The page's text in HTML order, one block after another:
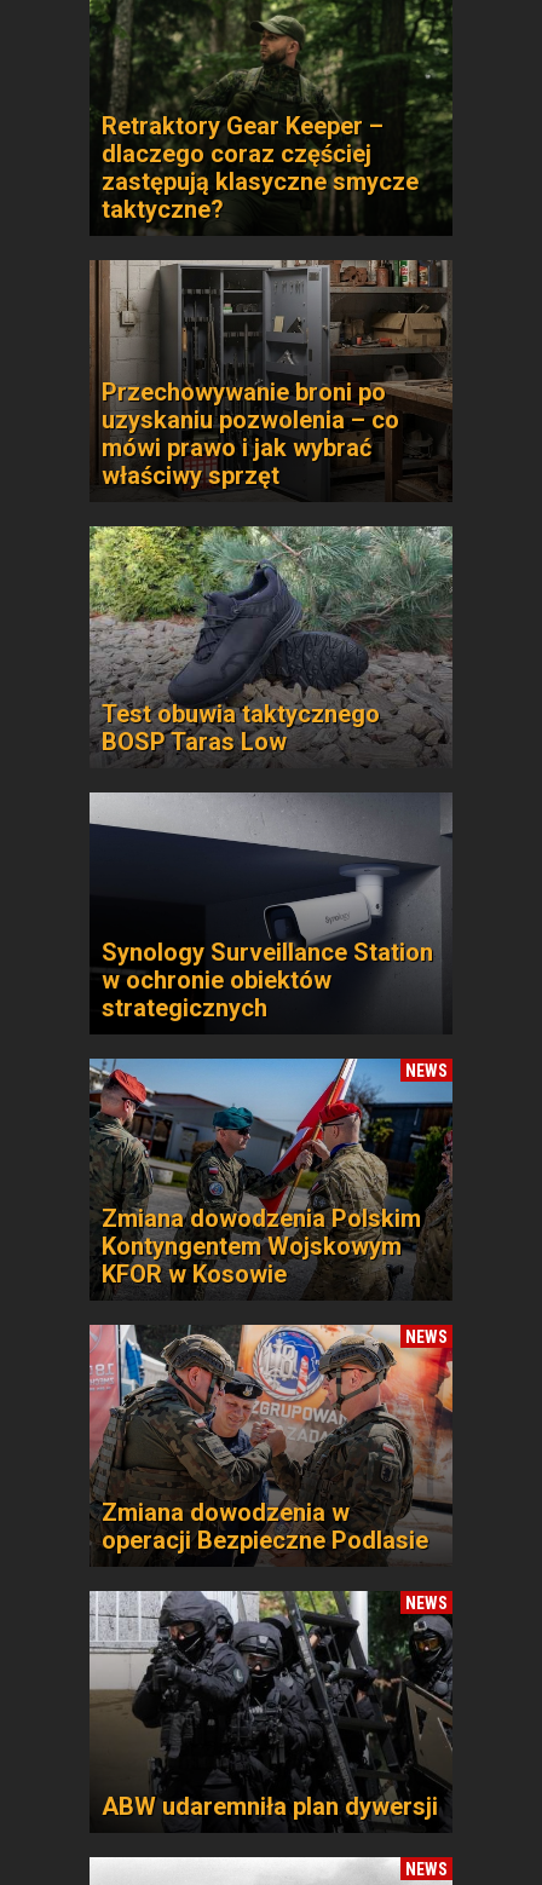
Retraktory Gear Keeper –
dlaczego coraz częściej
zastępują klasyczne smycze
taktyczne?
Przechowywanie broni po
uzyskaniu pozwolenia – co
mówi prawo i jak wybrać
właściwy sprzęt
Test obuwia taktycznego
BOSP Taras Low
Synology Surveillance Station
w ochronie obiektów
strategicznych
NEWS
Zmiana dowodzenia Polskim
Kontyngentem Wojskowym
KFOR w Kosowie
NEWS
Zmiana dowodzenia w
operacji Bezpieczne Podlasie
NEWS
ABW udaremniła plan dywersji
NEWS